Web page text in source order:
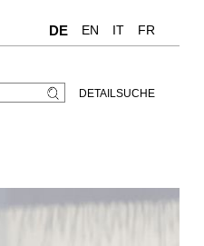
DE EN IT FR
DETAILSUCHE